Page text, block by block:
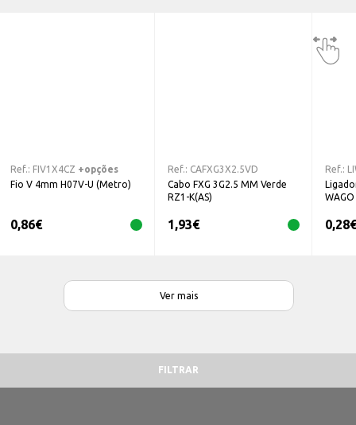
Ref.: FIV1X4CZ +opções
Fio V 4mm H07V-U (Metro)
0,86€
Ref.: CAFXG3X2.5VD
Cabo FXG 3G2.5 MM Verde
RZ1-K(AS)
1,93€
Ref.:
WAGO
0,28€
Ver mais
FILTRAR